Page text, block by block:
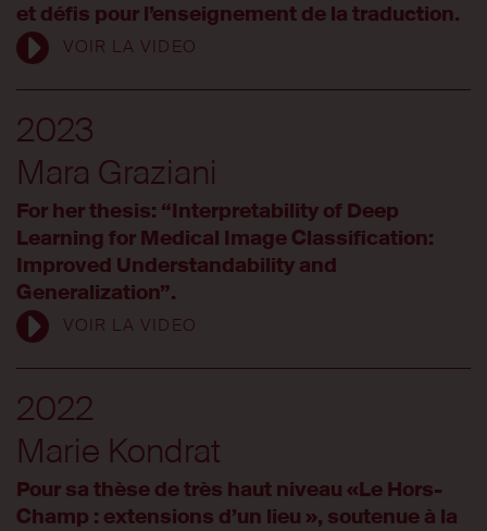
et défis pour l’enseignement de la traduction.
VOIR LA VIDEO
2023
Mara Graziani
For her thesis: “Interpretability of Deep
Learning for Medical Image Classification:
Improved Understandability and
Generalization”.
VOIR LA VIDEO
2022
Marie Kondrat
Pour sa thèse de très haut niveau «Le Hors-
Champ : extensions d’un lieu », soutenue à la